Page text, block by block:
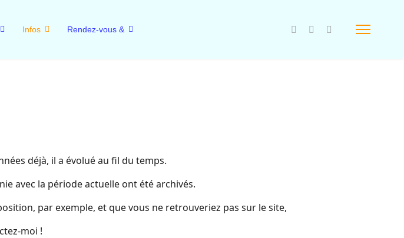
Infos Rendez-vous &
déjà, il a évolué au fil du temps.
avec la période actuelle ont été archivés.
par exemple, et que vous ne retrouveriez pas sur le site,
moi !